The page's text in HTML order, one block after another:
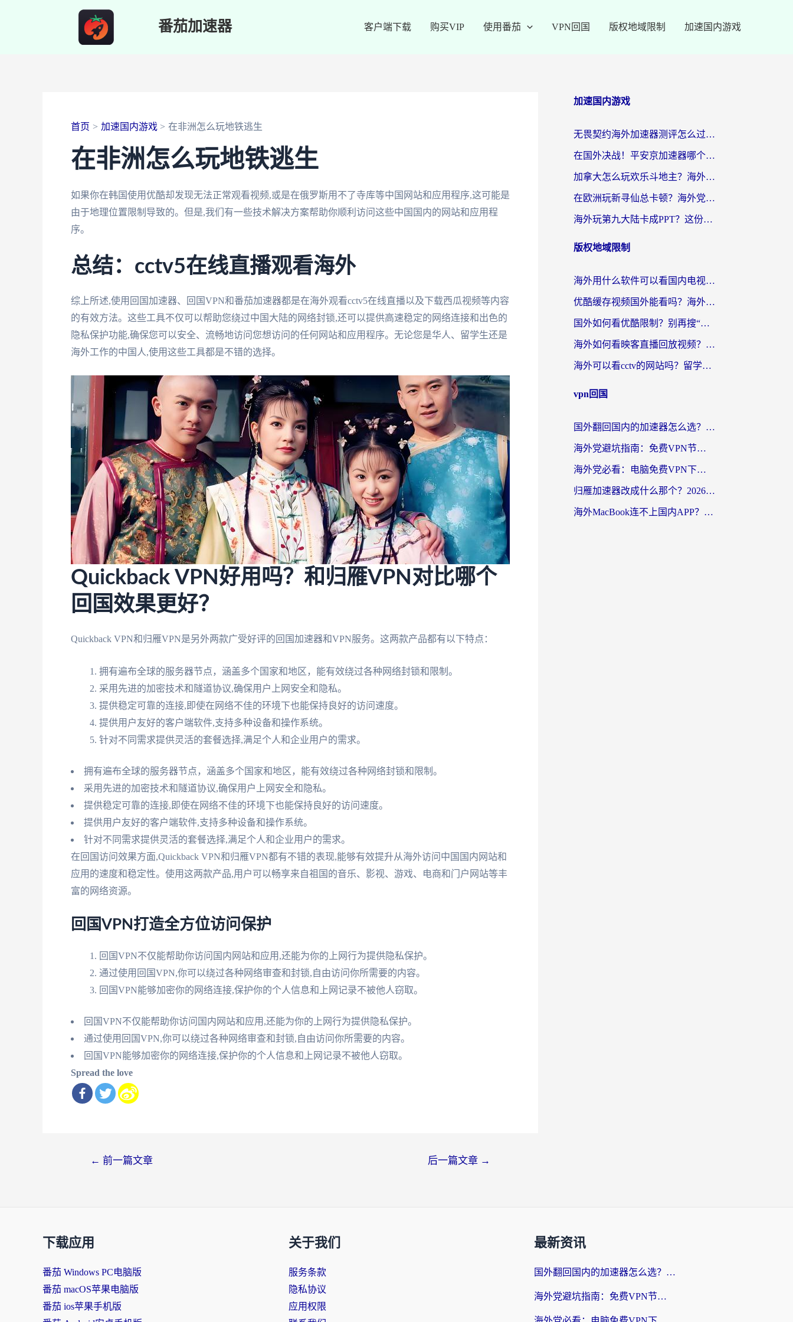
番茄加速器 客户端下载 购买VIP 使用番茄 VPN回国 版权地域限制 加速国内游戏
首页 加速国内游戏 在非洲怎么玩地铁逃生
在非洲怎么玩地铁逃生
如果你在韩国使用优酷却发现无法正常观看视频,或是在俄罗斯用不了寺库等中国网站和应用程序,这可能是
由于地理位置限制导致的。但是,我们有一些技术解决方案帮助你顺利访问这些中国国内的网站和应用程
序。
总结：cctv5在线直播观看海外
综上所述,使用回国加速器、回国VPN和番茄加速器都是在海外观看cctv5在线直播以及下载西瓜视频等内容
的有效方法。这些工具不仅可以帮助您绕过中国大陆的网络封锁,还可以提供高速稳定的网络连接和出色的
隐私保护功能,确保您可以安全、流畅地访问您想访问的任何网站和应用程序。无论您是华人、留学生还是
海外工作的中国人,使用这些工具都是不错的选择。
Quickback VPN好用吗？和归雁VPN对比哪个
回国效果更好？
Quickback VPN和归雁VPN是另外两款广受好评的回国加速器和VPN服务。这两款产品都有以下特点：
拥有遍布全球的服务器节点，涵盖多个国家和地区，能有效绕过各种网络封锁和限制。
采用先进的加密技术和隧道协议,确保用户上网安全和隐私。
提供稳定可靠的连接,即使在网络不佳的环境下也能保持良好的访问速度。
提供用户友好的客户端软件,支持多种设备和操作系统。
针对不同需求提供灵活的套餐选择,满足个人和企业用户的需求。
拥有遍布全球的服务器节点，涵盖多个国家和地区，能有效绕过各种网络封锁和限制。
采用先进的加密技术和隧道协议,确保用户上网安全和隐私。
提供稳定可靠的连接,即使在网络不佳的环境下也能保持良好的访问速度。
提供用户友好的客户端软件,支持多种设备和操作系统。
针对不同需求提供灵活的套餐选择,满足个人和企业用户的需求。
在回国访问效果方面,Quickback VPN和归雁VPN都有不错的表现,能够有效提升从海外访问中国国内网站和
应用的速度和稳定性。使用这两款产品,用户可以畅享来自祖国的音乐、影视、游戏、电商和门户网站等丰
富的网络资源。
回国VPN打造全方位访问保护
回国VPN不仅能帮助你访问国内网站和应用,还能为你的上网行为提供隐私保护。
通过使用回国VPN,你可以绕过各种网络审查和封锁,自由访问你所需要的内容。
回国VPN能够加密你的网络连接,保护你的个人信息和上网记录不被他人窃取。
回国VPN不仅能帮助你访问国内网站和应用,还能为你的上网行为提供隐私保护。
通过使用回国VPN,你可以绕过各种网络审查和封锁,自由访问你所需要的内容。
回国VPN能够加密你的网络连接,保护你的个人信息和上网记录不被他人窃取。
Spread the love
← 前一篇文章 后一篇文章 →
加速国内游戏
无畏契约海外加速器测评怎么过？海外玩家亲测实用指南（附小众技巧）
在国外决战！平安京加速器哪个好用一点？老玩家亲测番茄加速器全解析
加拿大怎么玩欢乐斗地主？海外党国服游戏加速终极指南（附绝地求生未来之役300英雄实测）
在欧洲玩新寻仙总卡顿？海外党必看的国服游戏加速全攻略
海外玩第九大陆卡成PPT？这份网络加速指南帮你丝滑上分
版权地域限制
海外用什么软件可以看国内电视？留学生亲测有效的追剧自由指南
优酷缓存视频国外能看吗？海外党追剧看片的终极解决方案来了
国外如何看优酷限制？别再搜“在日本哪个软件可以看中国电视剧”，这篇教你搞定
海外如何看映客直播回放视频？这份攻略帮你搞定（附腾讯优酷观看技巧）
海外可以看cctv的网站吗？留学生亲测有效的回国追剧方案
vpn回国
国外翻回国内的加速器怎么选？海外党亲测实用指南，告别地域限制
海外党避坑指南：免费VPN节点真的靠谱吗？教你选对回国加速器无缝访问国内资源
海外党必看：电脑免费VPN下载指南+回国加速器选择全攻略，告别地区限制
归雁加速器改成什么那个？2026海外党回国加速全攻略：告别地区限制，轻松刷剧玩游戏
海外MacBook连不上国内APP？选对回国VPN，告别地区限制的烦恼
下载应用
番茄 Windows PC电脑版
番茄 macOS苹果电脑版
番茄 ios苹果手机版
关于我们
服务条款
隐私协议
应用权限
最新资讯
国外翻回国内的加速器怎么选？海外党亲测实用指南，告别地域限制
海外党避坑指南：免费VPN节点真的靠谱吗？教你选对回国加速器无缝访问国内资源